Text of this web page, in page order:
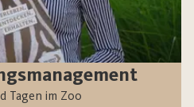
Tagen im Zoo